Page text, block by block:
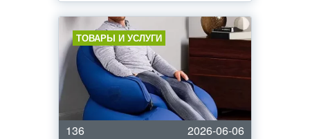
ТОВАРЫ И УСЛУГИ
136
2026-06-06